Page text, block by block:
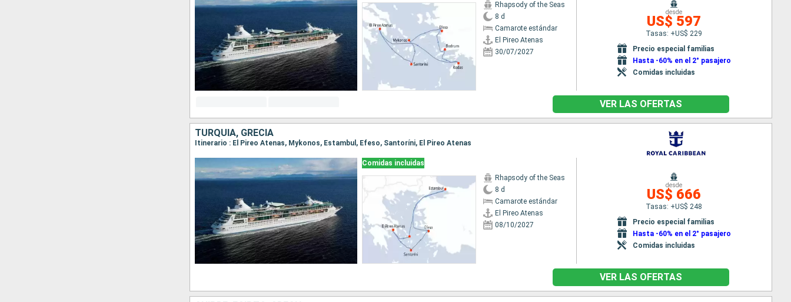
Rhapsody of the Seas
8 d
Camarote estándar
El Pireo Atenas
30/07/2027
desde
US$ 597
Tasas: +US$ 229
Precio especial familias
Hasta -60% en el 2° pasajero
Comidas incluidas
VER LAS OFERTAS
TURQUÍA, GRECIA
Itinerario : El Pireo Atenas, Mykonos, Estambul, Efeso, Santoríni, El Pireo Atenas
Comidas incluidas
Rhapsody of the Seas
8 d
Camarote estándar
El Pireo Atenas
08/10/2027
desde
US$ 666
Tasas: +US$ 248
Precio especial familias
Hasta -60% en el 2° pasajero
Comidas incluidas
VER LAS OFERTAS